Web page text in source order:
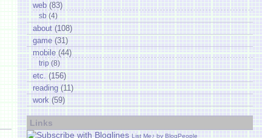
web(83)
sb(4)
about(108)
game(31)
mobile(44)
trip(8)
etc.(156)
reading(11)
work(59)
Links
List Me♪ by BlogPeople